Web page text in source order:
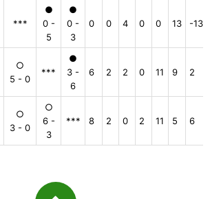
***
●
0 -
5
●
0 -
3
0 0 4 0 0 13 -13
○
5 - 0
***
●
3 -
6
6 2 2 0 11 9 2
○
3 - 0
○
6 -
3
*** 8 2 0 2 11 5 6